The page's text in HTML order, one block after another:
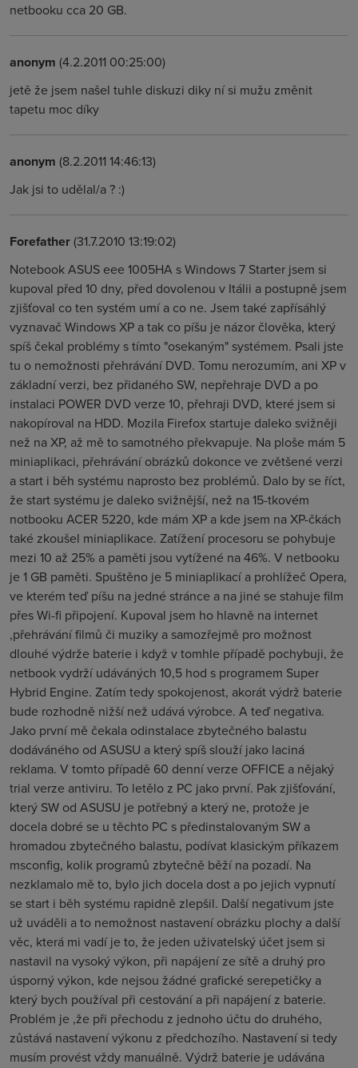
netbooku cca 20 GB.
anonym (4.2.2011 00:25:00)
jetě že jsem našel tuhle diskuzi diky ní si mužu změnit
tapetu moc díky
anonym (8.2.2011 14:46:13)
Jak jsi to udělal/a ? :)
Forefather(31.7.2010 13:19:02)
Notebook ASUS eee 1005HA s Windows 7 Starter jsem si
kupoval před 10 dny, před dovolenou v Itálii a postupně jsem
zjišťoval co ten systém umí a co ne. Jsem také zapřísáhlý
vyznavač Windows XP a tak co píšu je názor člověka, který
spíš čekal problémy s tímto "osekaným" systémem. Psali jste
tu o nemožnosti přehrávání DVD. Tomu nerozumím, ani XP v
základní verzi, bez přidaného SW, nepřehraje DVD a po
instalaci POWER DVD verze 10, přehraji DVD, které jsem si
nakopíroval na HDD. Mozila Firefox startuje daleko svižněji
než na XP, až mě to samotného překvapuje. Na ploše mám 5
miniaplikaci, přehrávání obrázků dokonce ve zvětšené verzi
a start i běh systému naprosto bez problémů. Dalo by se říct,
že start systému je daleko svižnější, než na 15-tkovém
notbooku ACER 5220, kde mám XP a kde jsem na XP-čkách
také zkoušel miniaplikace. Zatížení procesoru se pohybuje
mezi 10 až 25% a paměti jsou vytížené na 46%. V netbooku
je 1 GB paměti. Spuštěno je 5 miniaplikací a prohlížeč Opera,
ve kterém teď píšu na jedné stránce a na jiné se stahuje film
přes Wi-fi připojení. Kupoval jsem ho hlavně na internet
,přehrávání filmů či muziky a samozřejmě pro možnost
dlouhé výdrže baterie i když v tomhle případě pochybuji, že
netbook vydrží udáváných 10,5 hod s programem Super
Hybrid Engine. Zatím tedy spokojenost, akorát výdrž baterie
bude rozhodně nižší než udává výrobce. A teď negativa.
Jako první mě čekala odinstalace zbytečného balastu
dodáváného od ASUSU a který spíš slouží jako laciná
reklama. V tomto případě 60 denní verze OFFICE a nějaký
trial verze antiviru. To letělo z PC jako první. Pak zjišťování,
který SW od ASUSU je potřebný a který ne, protože je
docela dobré se u těchto PC s předinstalovaným SW a
hromadou zbytečného balastu, podívat klasickým příkazem
msconfig, kolik programů zbytečně běží na pozadí. Na
nezklamalo mě to, bylo jich docela dost a po jejich vypnutí
se start i běh systému rapidně zlepšil. Další negativum jste
už uváděli a to nemožnost nastavení obrázku plochy a další
věc, která mi vadí je to, že jeden uživatelský účet jsem si
nastavil na vysoký výkon, při napájení ze sítě a druhý pro
úsporný výkon, kde nejsou žádné grafické serepetičky a
který bych používal při cestování a při napájení z baterie.
Problém je ,že při přechodu z jednoho účtu do druhého,
zůstává nastavení výkonu z předchozího. Nastavení si tedy
musím provést vždy manuálně. Výdrž baterie je udávána